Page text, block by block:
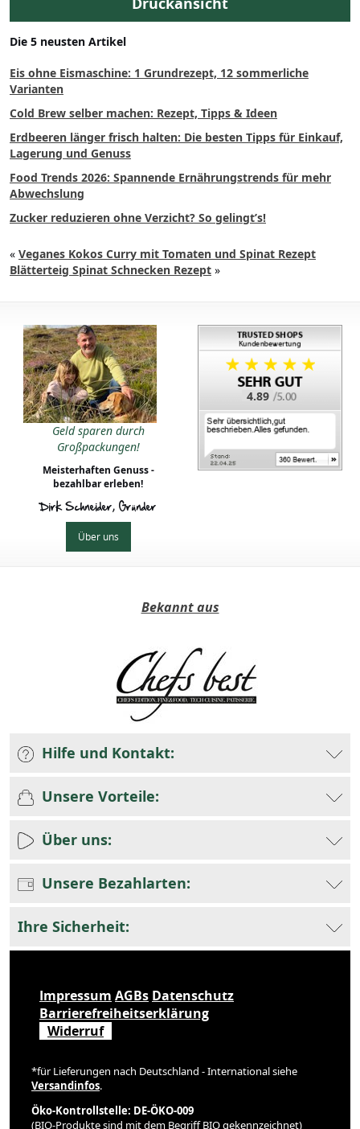
Die 5 neusten Artikel
Eis ohne Eismaschine: 1 Grundrezept, 12 sommerliche
Varianten
Cold Brew selber machen: Rezept, Tipps & Ideen
Erdbeeren länger frisch halten: Die besten Tipps für Einkauf,
Lagerung und Genuss
Food Trends 2026: Spannende Ernährungstrends für mehr
Abwechslung
Zucker reduzieren ohne Verzicht? So gelingt’s!
« Veganes Kokos Curry mit Tomaten und Spinat Rezept
Blätterteig Spinat Schnecken Rezept »
Geld sparen durch
Großpackungen!
Meisterhaften Genuss -
bezahlbar erleben!
Dirk Schneider, Gründer
Über uns
4.89
Bekannt aus
Hilfe und Kontakt:
Unsere Vorteile:
Über uns:
Unsere Bezahlarten:
Ihre Sicherheit:
Impressum AGBs Datenschutz
Barrierefreiheitserklärung
Widerruf
*für Lieferungen nach Deutschland - International siehe
Versandinfos.
Öko-Kontrollstelle: DE-ÖKO-009
(BIO-Produkte sind mit dem Begriff BIO gekennzeichnet)